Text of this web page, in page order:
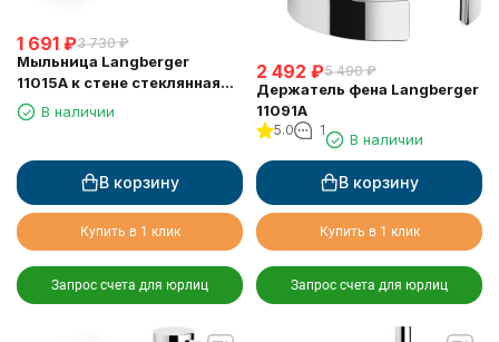
1 691 ₽3 730 ₽
Мыльница Langberger
11015A к стене стеклянная
круглаяВ наличии
В корзину
Купить в 1 клик
Запрос счета для юрлиц
2 492 ₽5 490 ₽
Держатель фена Langberger
11091A
5.0 1
В наличии
В корзину
Купить в 1 клик
Запрос счета для юрлиц